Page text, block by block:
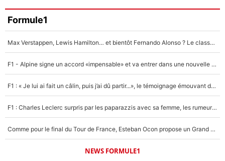
Formule1
Max Verstappen, Lewis Hamilton… et bientôt Fernando Alonso ? Le classement des pilotes les mieux payés en Formule 1 risque de changer !
F1 - Alpine signe un accord «impensable» et va entrer dans une nouvelle dimension : Grande nouvelle pour Pierre Gasly !
F1 : « Je lui ai fait un câlin, puis j’ai dû partir...», le témoignage émouvant de Max Verstappen sur sa fille
F1 : Charles Leclerc surpris par les paparazzis avec sa femme, les rumeurs étaient vraies !
Comme pour le final du Tour de France, Esteban Ocon propose un Grand Prix de Formule 1 à Paris : «Autour de l’Arc de Triomphe, ce serait génial» !
NEWS FORMULE1